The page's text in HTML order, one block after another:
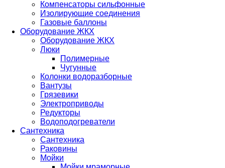
Компенсаторы сильфонные
Изолирующие соединения
Газовые баллоны
Оборудование ЖКХ
Оборудование ЖКХ
Люки
Полимерные
Чугунные
Колонки водоразборные
Вантузы
Грязевики
Электроприводы
Редукторы
Водоподогреватели
Сантехника
Сантехника
Раковины
Мойки